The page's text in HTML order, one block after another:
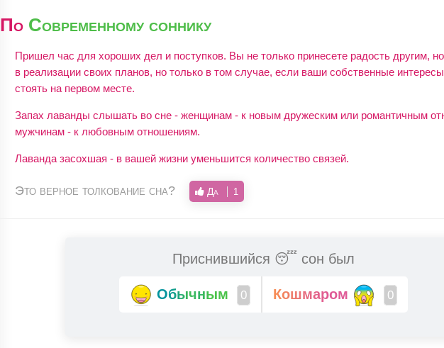
По Современному соннику
Пришел час для хороших дел и поступков. Вы не только принесете радость другим,
в реализации своих планов, но только в том случае, если ваши собственные
стоять на первом месте.
Запах лаванды слышать во сне - женщинам - к новым дружеским или романтичным
мужчинам - к любовным отношениям.
Лаванда засохшая - в вашей жизни уменьшится количество связей.
Это верное толкование сна? Да 1
Приснившийся 😴 сон был
Обычным 0 Кошмаром 0